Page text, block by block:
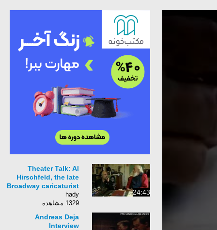
24:43
Theater Talk: Al
Hirschfeld, the late
Broadway caricaturist
hady
1329 مشاهده
Andreas Deja
Interview